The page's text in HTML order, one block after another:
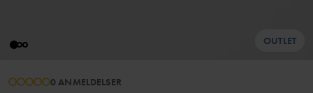
OUTLET
0 ANMELDELSER